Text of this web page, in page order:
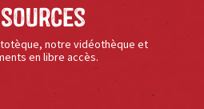
notre vidéothèque et
en libre accès.